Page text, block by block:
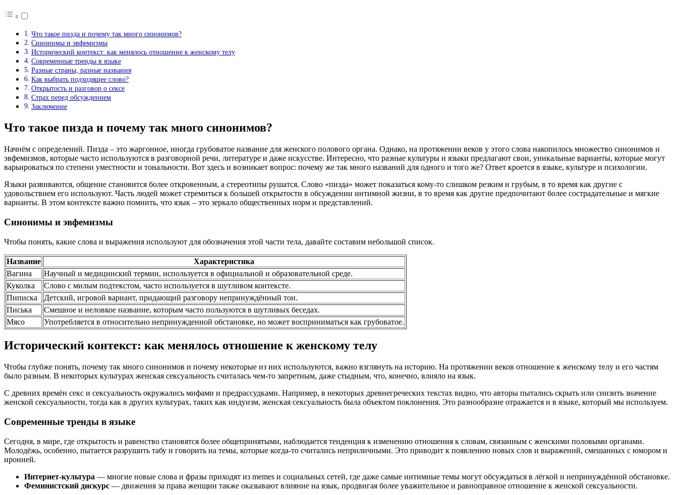
Что такое пизда и почему так много синонимов?
Синонимы и эвфемизмы
Исторический контекст: как менялось отношение к женскому телу
Современные тренды в языке
Разные страны, разные названия
Как выбрать подходящее слово?
Открытость и разговор о сексе
Страх перед обсуждением
Заключение
Что такое пизда и почему так много синонимов?
Начнём с определений. Пизда – это жаргонное, иногда грубоватое название для женского полового органа. Однако, на протяжении веков у этого слова накопилось множество синонимов и
эвфемизмов, которые часто используются в разговорной речи, литературе и даже искусстве. Интересно, что разные культуры и языки предлагают свои, уникальные варианты, которые могут
варьироваться по степени уместности и тональности. Вот здесь и возникает вопрос: почему же так много названий для одного и того же? Ответ кроется в языке, культуре и психологии.
Языки развиваются, общение становится более откровенным, а стереотипы рушатся. Слово «пизда» может показаться кому-то слишком резким и грубым, в то время как другие с
удовольствием его используют. Часть людей может стремиться к большей открытости в обсуждении интимной жизни, в то время как другие предпочитают более сострадательные и мягкие
варианты. В этом контексте важно помнить, что язык – это зеркало общественных норм и представлений.
Синонимы и эвфемизмы
Чтобы понять, какие слова и выражения используют для обозначения этой части тела, давайте составим небольшой список.
Название
Характеристика
Вагина
Научный и медицинский термин, используется в официальной и образовательной среде.
Куколка
Слово с милым подтекстом, часто используется в шутливом контексте.
Пиписка
Детский, игровой вариант, придающий разговору непринуждённый тон.
Писька
Смешное и неловкое название, которым часто пользуются в шутливых беседах.
Мясо
Употребляется в относительно непринужденной обстановке, но может восприниматься как грубоватое.
Исторический контекст: как менялось отношение к женскому телу
Чтобы глубже понять, почему так много синонимов и почему некоторые из них используются, важно взглянуть на историю. На протяжении веков отношение к женскому телу и его частям
было разным. В некоторых культурах женская сексуальность считалась чем-то запретным, даже стыдным, что, конечно, влияло на язык.
С древних времён секс и сексуальность окружались мифами и предрассудками. Например, в некоторых древнегреческих текстах видно, что авторы пытались скрыть или снизить значение
женской сексуальности, тогда как в других культурах, таких как индуизм, женская сексуальность была объектом поклонения. Это разнообразие отражается и в языке, который мы используем.
Современные тренды в языке
Сегодня, в мире, где открытость и равенство становятся более общепринятыми, наблюдается тенденция к изменению отношения к словам, связанным с женскими половыми органами.
Молодёжь, особенно, пытается разрушить табу и говорить на темы, которые когда-то считались неприличными. Это приводит к появлению новых слов и выражений, смешанных с юмором и
иронией.
Интернет-культура — многие новые слова и фразы приходят из memes и социальных сетей, где даже самые интимные темы могут обсуждаться в лёгкой и непринуждённой обстановке.
Феминистский дискурс — движения за права женщин также оказывают влияние на язык, продвигая более уважительное и равноправное отношение к женской сексуальности.